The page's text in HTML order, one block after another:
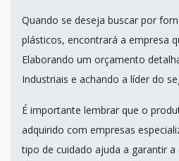
Quando se deseja buscar por
plásticos, encontrará a empresa
Elaborando um orçamento
Industriais e achando a líder do
É importante lembrar que o
adquirido com empresas
tipo de cuidado ajuda a garantir a